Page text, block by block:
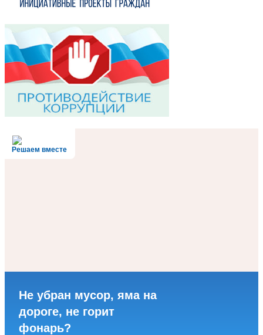
Решаем вместе
Не убран мусор, яма на
дороге, не горит
фонарь?